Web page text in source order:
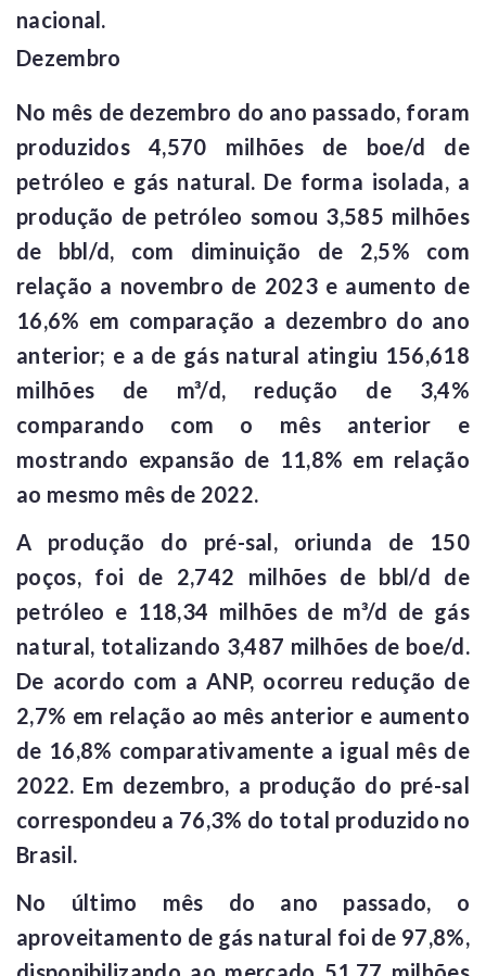
nacional.
Dezembro
No mês de dezembro do ano passado, foram
produzidos 4,570 milhões de boe/d de
petróleo e gás natural. De forma isolada, a
produção de petróleo somou 3,585 milhões
de bbl/d, com diminuição de 2,5% com
relação a novembro de 2023 e aumento de
16,6% em comparação a dezembro do ano
anterior; e a de gás natural atingiu 156,618
milhões de m³/d, redução de 3,4%
comparando com o mês anterior e
mostrando expansão de 11,8% em relação
ao mesmo mês de 2022.
A produção do pré-sal, oriunda de 150
poços, foi de 2,742 milhões de bbl/d de
petróleo e 118,34 milhões de m³/d de gás
natural, totalizando 3,487 milhões de boe/d.
De acordo com a ANP, ocorreu redução de
2,7% em relação ao mês anterior e aumento
de 16,8% comparativamente a igual mês de
2022. Em dezembro, a produção do pré-sal
correspondeu a 76,3% do total produzido no
Brasil.
No último mês do ano passado, o
aproveitamento de gás natural foi de 97,8%,